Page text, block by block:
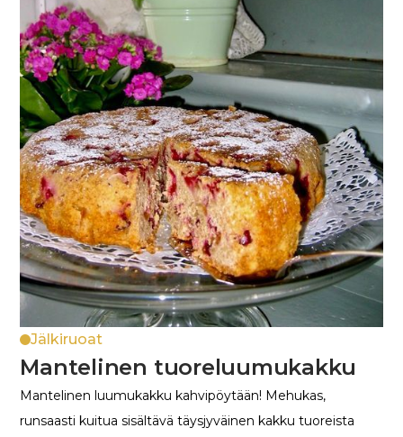
Jälkiruoat
Mantelinen tuoreluumukakku
Mantelinen luumukakku kahvipöytään! Mehukas,
runsaasti kuitua sisältävä täysjyväinen kakku tuoreista